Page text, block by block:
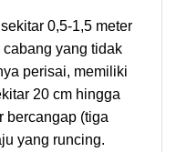
0,5-1,5 meter
yang tidak
perisai, memiliki
20 cm hingga
bercangap (tiga
yang runcing.